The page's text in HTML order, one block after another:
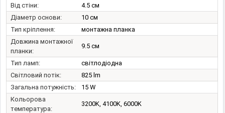
Від стіни:
4.5 см
Діаметр основи:
10 см
Тип кріплення:
монтажна планка
Довжина монтажної
планки:
9.5 см
Тип ламп:
світлодіодна
Світловий потік:
825 lm
Загальна потужність:
15 W
Кольорова
температура:
3200K, 4100K, 6000K